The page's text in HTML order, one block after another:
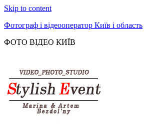
Skip to content
Фотограф і відеооператор Київ і область
ФОТО ВІДЕО КИЇВ